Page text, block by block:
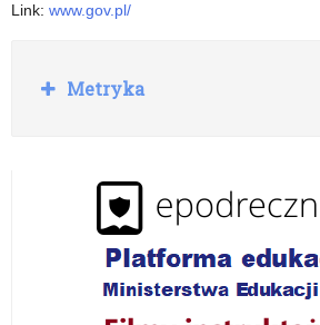
Link: www.gov.pl/
R
o
Metryka